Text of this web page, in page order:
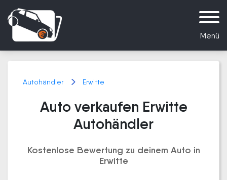
Menü
Autohändler Erwitte
Auto verkaufen Erwitte
Autohändler
Kostenlose Bewertung zu deinem Auto in
Erwitte